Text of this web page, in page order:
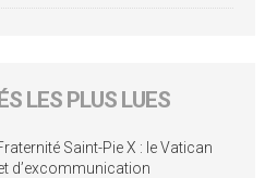
LES PLUS LUES
Saint-Pie X : le Vatican
d’excommunication